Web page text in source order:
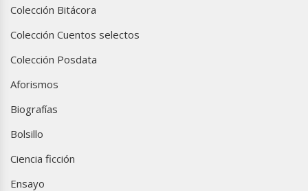
Colección Bitácora
Colección Cuentos selectos
Colección Posdata
Aforismos
Biografías
Bolsillo
Ciencia ficción
Ensayo